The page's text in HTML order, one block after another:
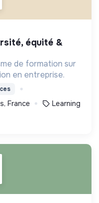
de formation sur
en entreprise.
France Learning